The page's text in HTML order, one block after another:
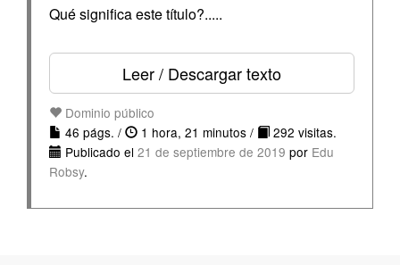
Qué significa este título?.....
Leer / Descargar texto
Dominio público
46 págs. /
1 hora, 21 minutos /
292 visitas.
Publicado el 21 de septiembre de 2019 por Edu
Robsy.